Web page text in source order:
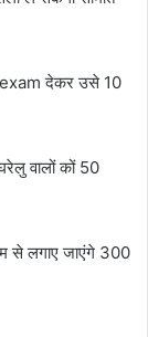
exam देकर उसे 10
वालों कों 50
से लगाए जाएंगे 300